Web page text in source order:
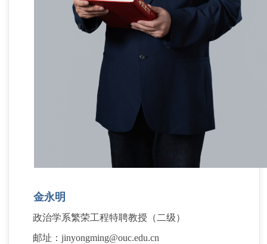
金永明
政治学系繁荣工程特聘教授（二级）
邮址：jinyongming@ouc.edu.cn